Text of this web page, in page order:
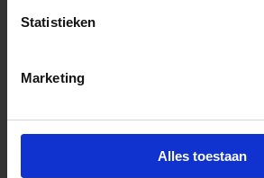
Statistieken
Marketing
Alles toestaan